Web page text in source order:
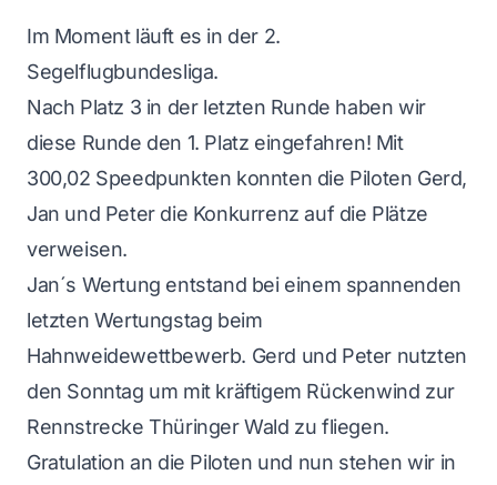
Im Moment läuft es in der 2.
Segelflugbundesliga.
Nach Platz 3 in der letzten Runde haben wir
diese Runde den 1. Platz eingefahren! Mit
300,02 Speedpunkten konnten die Piloten Gerd,
Jan und Peter die Konkurrenz auf die Plätze
verweisen.
Jan´s Wertung entstand bei einem spannenden
letzten Wertungstag beim
Hahnweidewettbewerb. Gerd und Peter nutzten
den Sonntag um mit kräftigem Rückenwind zur
Rennstrecke Thüringer Wald zu fliegen.
Gratulation an die Piloten und nun stehen wir in